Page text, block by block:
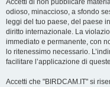
Accetti di non pubblicare
odioso, minaccioso, a sfondo
leggi del tuo paese, del paese
diritto internazionale. La
immediato e permanente, con
lo ritenessimo necessario.
facilitare l’applicazione di
Accetti che "BIRDCAM.IT" si